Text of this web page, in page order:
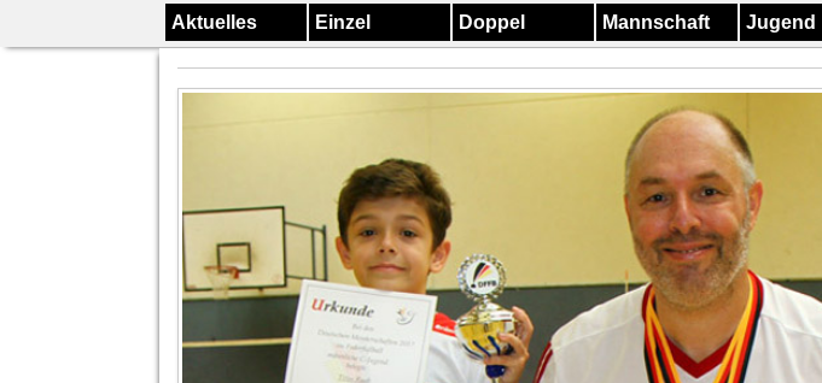
Aktuelles Einzel Doppel Mannschaft Jugend